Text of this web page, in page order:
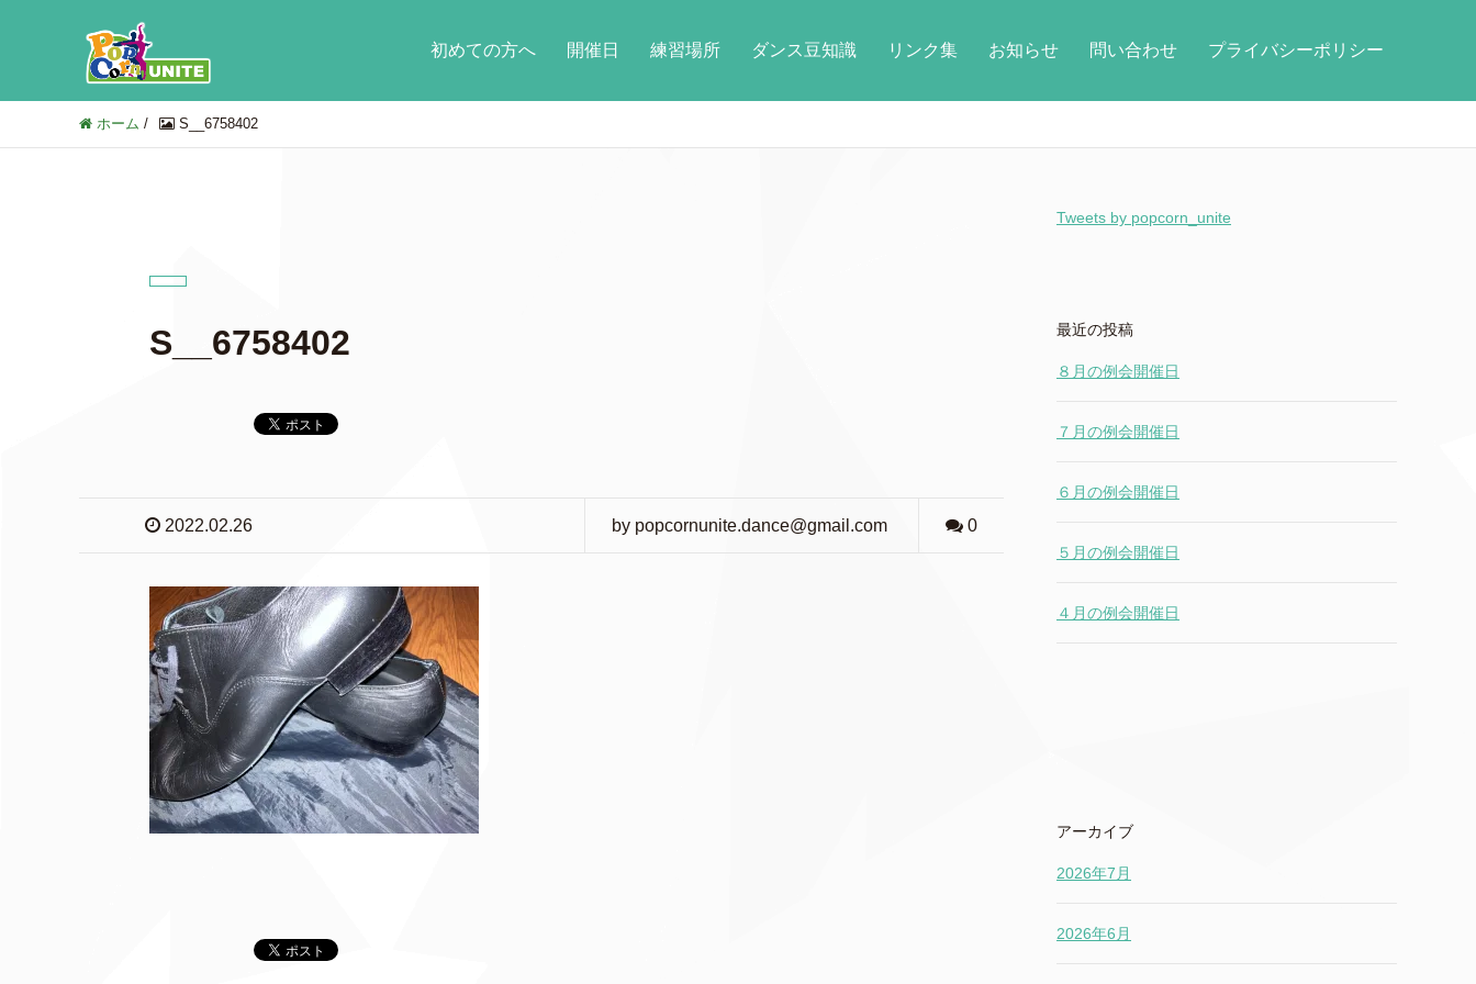
初めての方へ 開催日 練習場所 ダンス豆知識 リンク集 お知らせ 問い合わせ プライバシーポリシー
ホーム / S__6758402
S__6758402
2022.02.26 by popcornunite.dance@gmail.com 0
Tweets by popcorn_unite
最近の投稿
８月の例会開催日
７月の例会開催日
６月の例会開催日
５月の例会開催日
４月の例会開催日
アーカイブ
2026年7月
2026年6月